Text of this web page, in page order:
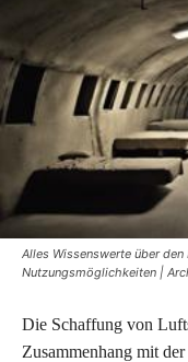
Alles Wissenswerte über
Nutzungsmöglichkeiten |
Die Schaffung von
Zusammenhang mit